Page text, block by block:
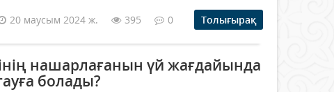
20 маусым 2024 ж. 395 0 Толығырақ
нашарлағанын үй жағдайында
болады?